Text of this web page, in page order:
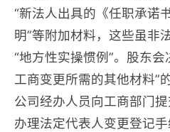
“新法人出具的《任职承诺
明”等附加材料，这些虽非
“地方性实操惯例”。股东
工商变更所需的其他材料”
公司经办人员向工商部门提
办理法定代表人变更登记